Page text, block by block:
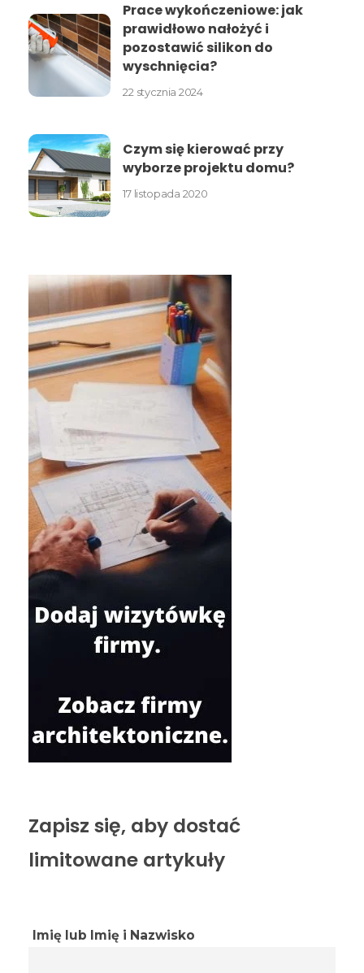
Prace wykończeniowe: jak
prawidłowo nałożyć i
pozostawić silikon do
wyschnięcia?
22 stycznia 2024
Czym się kierować przy
wyborze projektu domu?
17 listopada 2020
Zapisz się, aby dostać
limitowane artykuły
Imię lub Imię i Nazwisko